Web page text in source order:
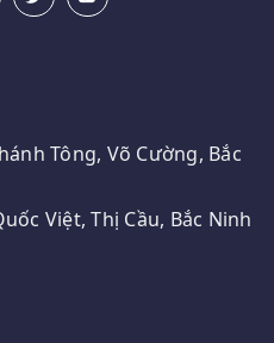
Tông, Võ Cường, Bắc
Việt, Thị Cầu, Bắc Ninh